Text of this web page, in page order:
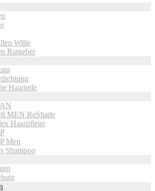
Wille
Ratgeber
Haarteile
MEN ReShade
Haarpflege
Men
Shampoo